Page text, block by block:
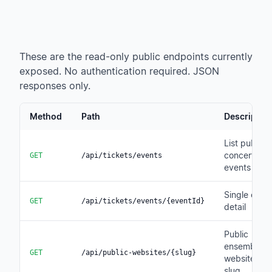
These are the read-only public endpoints currently
exposed. No authentication required. JSON
responses only.
Method Path Description
GET /api/tickets/events
List public
concert
events
GET /api/tickets/events/{eventId}
Single
detail
GET /api/public-websites/{slug}
Public
ensemble
website by